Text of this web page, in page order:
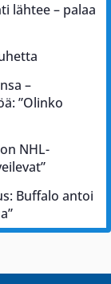
lähtee – palaa
–
”Olinko
NHL-
Buffalo antoi